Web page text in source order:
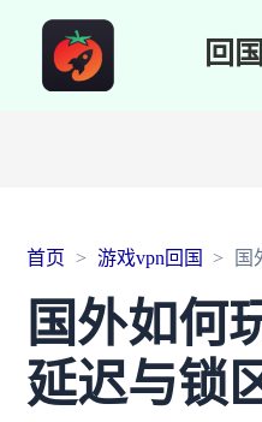
回
首页 游戏vpn回国 国
国外如何
延迟与锁